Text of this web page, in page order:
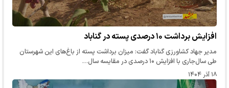
افزایش برداشت ۱۰ درصدی پسته در گناباد
مدیر جهاد کشاورزی گناباد گفت: میزان برداشت پسته از باغ‌های این شهرستان
طی سال‌جاری با افزایش ۱۰ درصدی در مقایسه سال…
۱۸ آذر ۱۴۰۴